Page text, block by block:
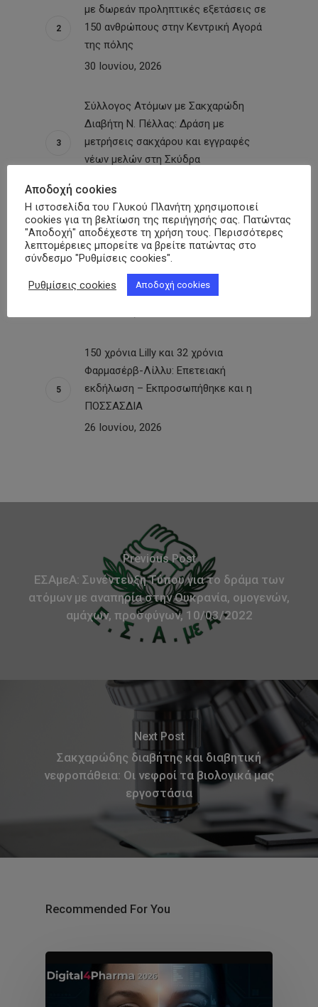
με δωρεάν προληπτικές εξετάσεις σε
150 ανθρώπους στην Κεντρική Αγορά
της πόλης
30 Ιουνίου, 2026
Σύλλογος Ατόμων με Σακχαρώδη
Διαβήτη Ν. Πέλλας: Δράση με
μετρήσεις σακχάρου και εγγραφές
νέων μελών στη Σκύδρα
Ικαρία – «Γλυκιά Διάδραση»:
Παρακαταθήκη για τα ακριτικά νησιά η
επιστημονική ημερίδα για τον
Σακχαρώδη Διαβήτη υπό την αιγίδα
της ΠΟΣΣΑΣΔΙΑ
150 χρόνια Lilly και 32 χρόνια
Φαρμασέρβ-Λίλλυ: Eπετειακή
εκδήλωση – Εκπροσωπήθηκε και η
ΠΟΣΣΑΣΔΙΑ
26 Ιουνίου, 2026
Previous Post
ΕΣΑμεΑ: Συνέντευξη Τύπου για το δράμα των
ατόμων με αναπηρία στην Ουκρανία, ομογενών,
αμάχων, προσφύγων, 10/03/2022
Next Post
Σακχαρώδης διαβήτης και διαβητική
νεφροπάθεια: Οι νεφροί τα βιολογικά μας
εργοστάσια
Recommended For You
Αποδοχή cookies
Η ιστοσελίδα του Γλυκού Πλανήτη χρησιμοποιεί
cookies για τη βελτίωση της περιήγησής σας. Πατώντας
"Αποδοχή" αποδέχεστε τη χρήση τους. Περισσότερες
λεπτομέρειες μπορείτε να βρείτε πατώντας στο
σύνδεσμο "Ρυθμίσεις cookies".
Ρυθμίσεις cookies Αποδοχή cookies